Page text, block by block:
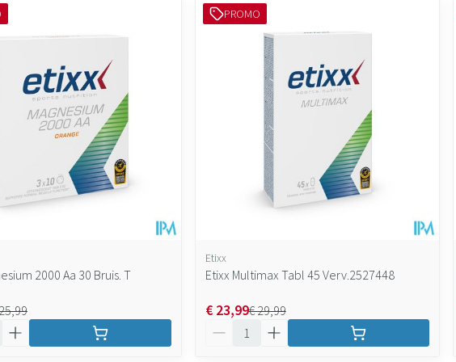
prijswaarden aan te passen.
2000 Aa 30 Bruis. T
PROMO
Etixx
Etixx Multimax Tabl 45 Verv.2527448
€ 29,99
€ 23,99